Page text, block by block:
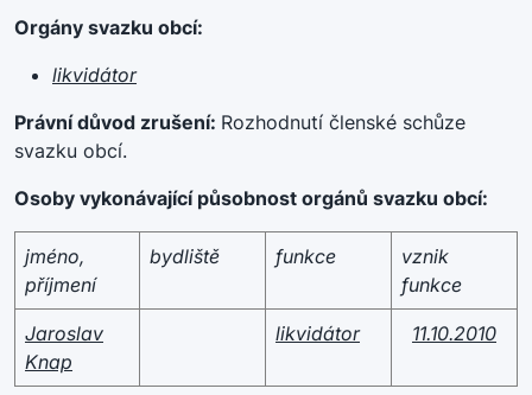
Orgány svazku obcí:
likvidátor
Právní důvod zrušení: Rozhodnutí členské schůze
svazku obcí.
Osoby vykonávající působnost orgánů svazku obcí:
jméno,
příjmení
bydliště funkce
vznik
funkce
Jaroslav
Knap
likvidátor 11.10.2010